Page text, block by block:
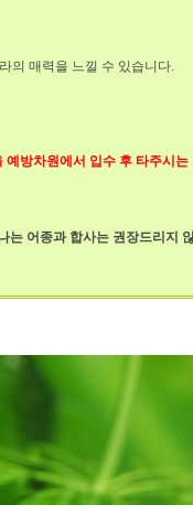
의 매력을 느낄 수 있습니다.
방차원에서 입수 후 타주시는
는 어종과 합사는 권장드리지